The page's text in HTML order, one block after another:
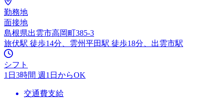
勤務地
面接地
島根県出雲市高岡町385-3
旅伏駅 徒歩14分、雲州平田駅 徒歩18分、出雲市駅
シフト
1日3時間 週1日からOK
交通費支給